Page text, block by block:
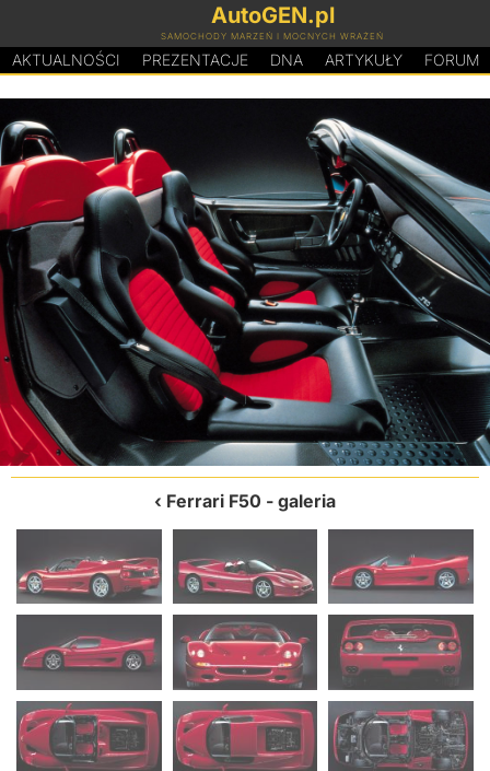
AutoGEN.pl
SAMOCHODY MARZEŃ I MOCNYCH WRAŻEŃ
AKTUALNOŚCI PREZENTACJE DNA ARTYKUŁY FORUM
Ferrari F50 - galeria